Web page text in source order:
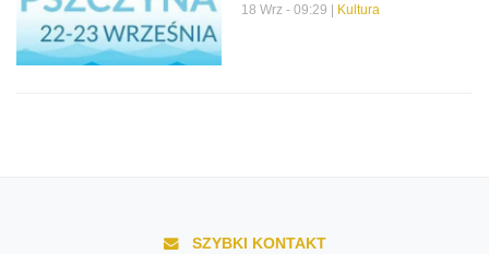
18 Wrz - 09:29 | Kultura
SZYBKI KONTAKT